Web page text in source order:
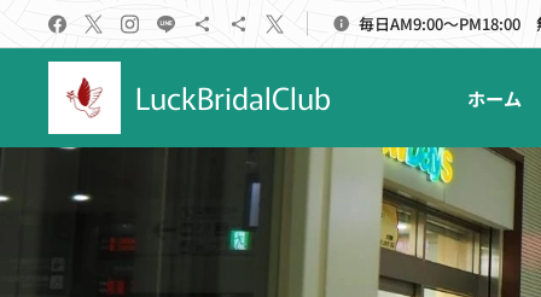
毎日AM9:00～PM18:00
LuckBridalClub ホーム